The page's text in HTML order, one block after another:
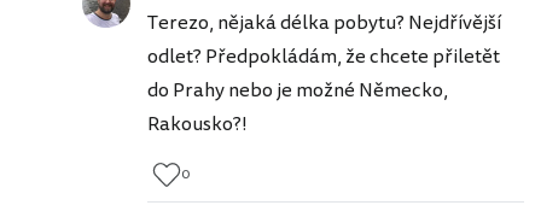
Terezo, nějaká délka pobytu? Nejdřívější
odlet? Předpokládám, že chcete přiletět
do Prahy nebo je možné Německo,
Rakousko?!
0